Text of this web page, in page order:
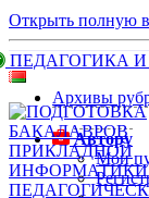
Открыть полную
ПЕДАГОГИКА И
Архивы
Автору
Мои